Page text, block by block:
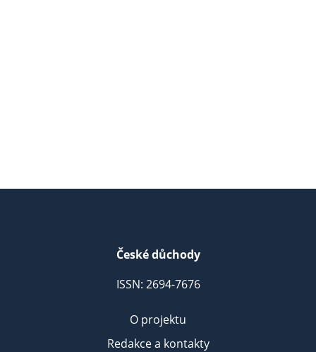
České důchody
ISSN: 2694-7676
O projektu
Redakce a kontakty